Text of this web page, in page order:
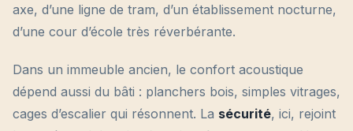
axe, d’une ligne de tram, d’un établissement nocturne,
d’une cour d’école très réverbérante.
Dans un immeuble ancien, le confort acoustique
dépend aussi du bâti : planchers bois, simples vitrages,
cages d’escalier qui résonnent. La sécurité, ici, rejoint